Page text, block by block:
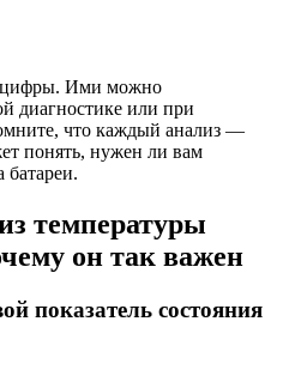
цифры. Ими можно
диагностике или при
что каждый анализ —
понять, нужен ли вам
батареи.
температуры
он так важен
показатель состояния